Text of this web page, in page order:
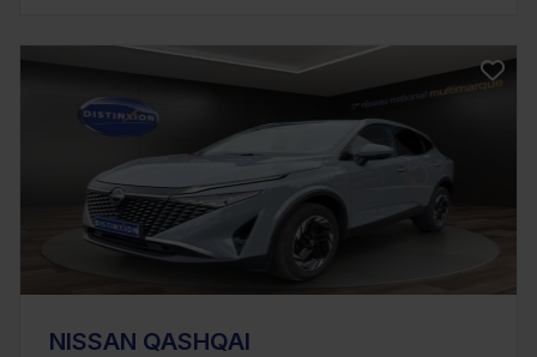
NISSAN QASHQAI